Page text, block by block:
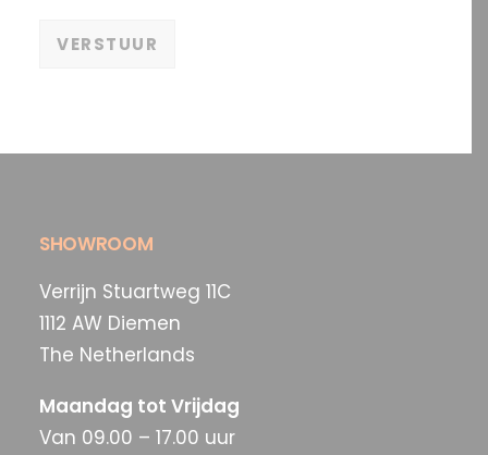
VERSTUUR
SHOWROOM
Verrijn Stuartweg 11C
1112 AW Diemen
The Netherlands
Maandag tot Vrijdag
Van 09.00 – 17.00 uur